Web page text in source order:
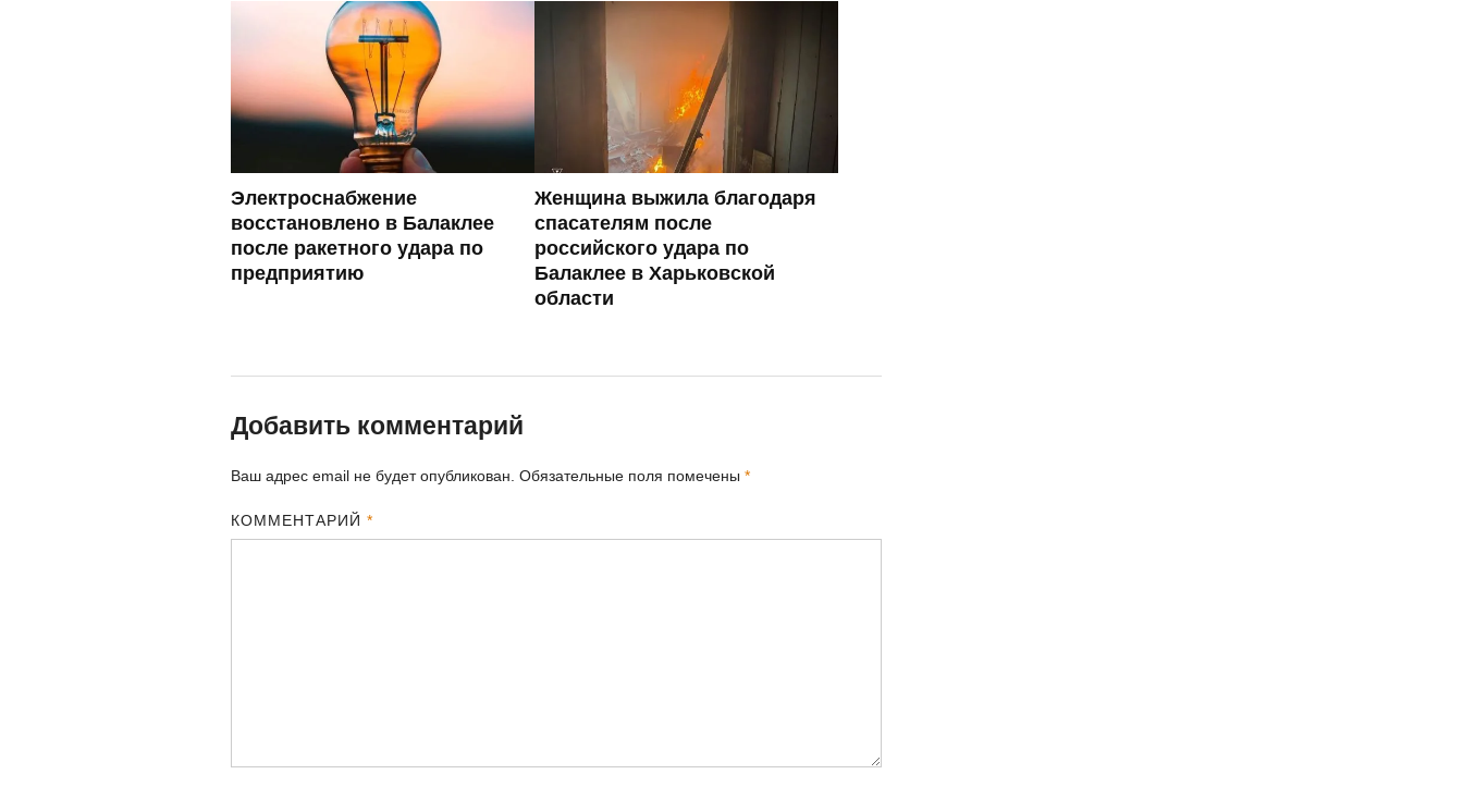
Электроснабжение
восстановлено в Балаклее
после ракетного удара по
предприятию
Женщина выжила благодаря
спасателям после
российского удара по
Балаклее в Харьковской
области
Добавить комментарий
Ваш адрес email не будет опубликован. Обязательные поля помечены *
КОММЕНТАРИЙ*